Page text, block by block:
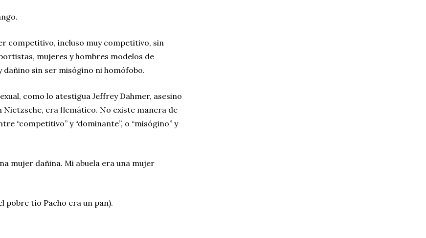
competitivo, incluso muy competitivo, sin
mujeres y hombres modelos de
sin ser misógino ni homófobo.
como lo atestigua Jeffrey Dahmer, asesino
era flemático. No existe manera de
“competitivo” y “dominante”, o “misógino” y
mujer dañina. Mi abuela era una mujer
pobre tío Pacho era un pan).